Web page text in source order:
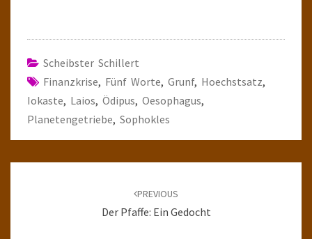
Scheibster Schillert
Finanzkrise, Fünf Worte, Grunf, Hoechstsatz,
Iokaste, Laios, Ödipus, Oesophagus,
Planetengetriebe, Sophokles
PREVIOUS
Der Pfaffe: Ein Gedocht